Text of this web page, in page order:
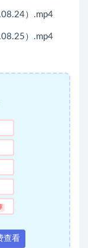
）.mp4
）.mp4
查看